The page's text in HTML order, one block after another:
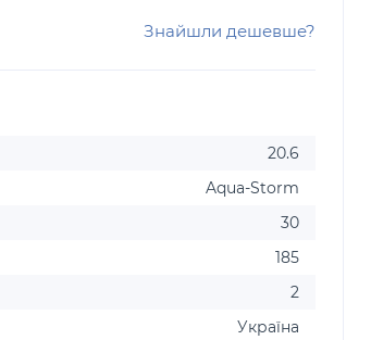
Знайшли дешевше?
20.6
Aqua-Storm
30
185
2
Україна